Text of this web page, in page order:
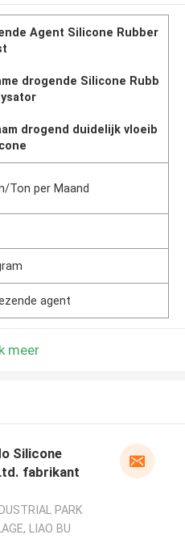
Agent Silicone Rubber
drogende Silicone Rubb
drogend duidelijk vloeib
Ton per Maand
agent
meer
Silicone
fabrikant
PARK
LIAO BU